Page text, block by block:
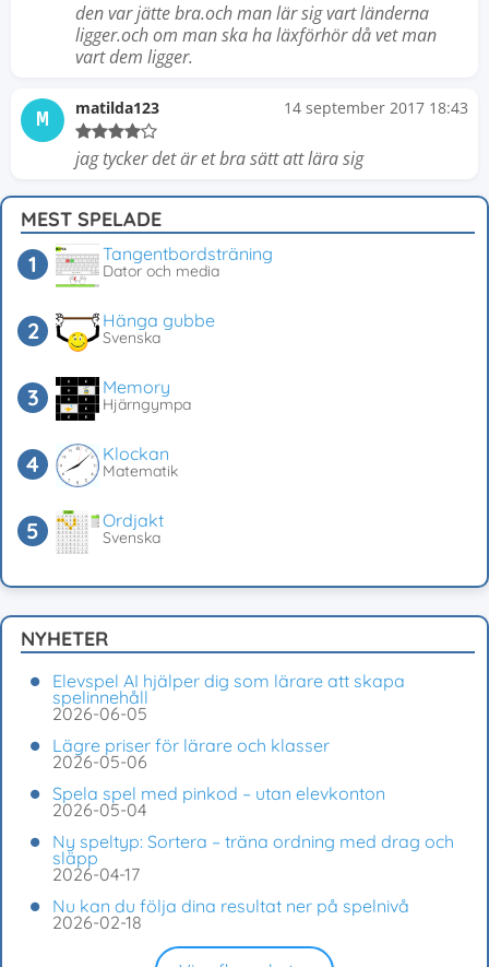
den var jätte bra.och man lär sig vart länderna
ligger.och om man ska ha läxförhör då vet man
vart dem ligger.
M matilda123 14 september 2017 18:43
jag tycker det är et bra sätt att lära sig
MEST SPELADE
Tangentbordsträning
Dator och media
Hänga gubbe
Svenska
Memory
Hjärngympa
Klockan
Matematik
Ordjakt
Svenska
NYHETER
Elevspel AI hjälper dig som lärare att skapa
spelinnehåll
2026-06-05
Lägre priser för lärare och klasser
2026-05-06
Spela spel med pinkod – utan elevkonton
2026-05-04
Ny speltyp: Sortera – träna ordning med drag och
släpp
2026-04-17
Nu kan du följa dina resultat ner på spelnivå
2026-02-18